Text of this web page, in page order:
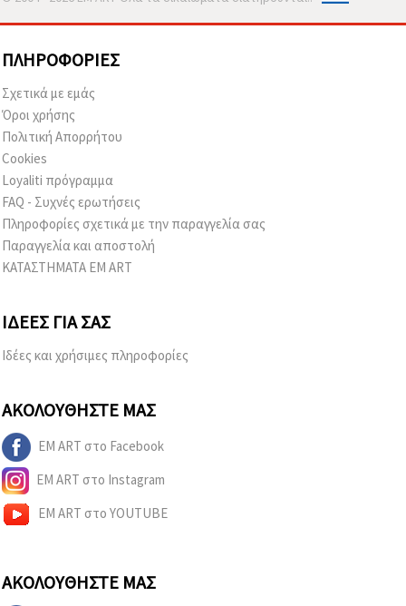
ΠΛΗΡΟΦΟΡΊΕΣ
Σχετικά με εμάς
Όροι χρήσης
Πολιτική Απορρήτου
Cookies
Loyaliti πρόγραμμα
FAQ - Συχνές ερωτήσεις
Πληροφορίες σχετικά με την παραγγελία σας
Παραγγελία και αποστολή
ΚΑΤΑΣΤΗΜΑΤΑ EM ART
ΙΔΈΕΣ ΓΙΑ ΣΑΣ
Ιδέες και χρήσιμες πληροφορίες
ΑΚΟΛΟΥΘΉΣΤΕ ΜΑΣ
EM ART στο Facebook
EM ART στο Instagram
EM ART στο YOUTUBE
ΑΚΟΛΟΥΘΉΣΤΕ ΜΑΣ